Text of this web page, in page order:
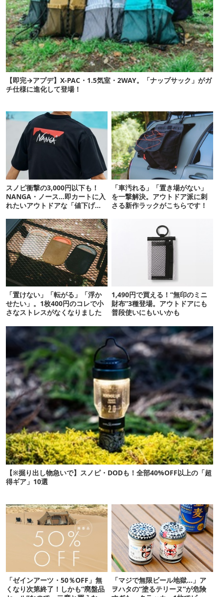
【即完→アプデ】X-PAC・1.5気室・2WAY。「ナップサック」がガ
チ仕様に進化して登場！
スノピ衝撃の3,000円以下も！
NANGA・ノース…即カートに入
れたいアウトドアな「値下げ夏
「車汚れる」「置き場がない」
を一撃解決。アウトドア派に刺
さる新作ラックがこちらです！
「置けない」「転がる」「浮か
せたい」。1枚400円のコレで小
さなストレスがなくなりました
1,490円で買える！“無印のミニ
財布”3種登場。アウトドアにも
普段使いにもいいかも
【※掘り出し物急いで】スノピ・DODも！全部40%OFF以上の「超
得ギア」10選
「ゼインアーツ・50％OFF」無
くなり次第終了！しかも“廃盤品
「マジで無限ビール地獄…」ア
ヲハタの“塗るテリーヌ”が危険